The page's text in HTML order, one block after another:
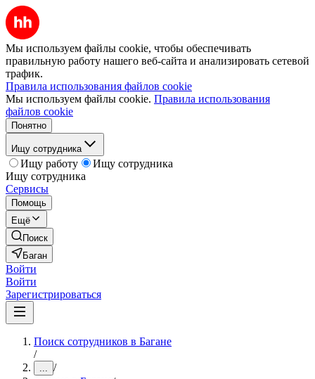
Мы используем файлы cookie, чтобы обеспечивать
правильную работу нашего веб-сайта и анализировать сетевой
трафик.
Правила использования файлов cookie
Мы используем файлы cookie. Правила использования
файлов cookie
Понятно
Ищу сотрудника
Ищу работу
Ищу сотрудника
Ищу сотрудника
Сервисы
Помощь
Ещё
Поиск
Баган
Войти
Войти
Зарегистрироваться
Поиск сотрудников в Багане
/
... /